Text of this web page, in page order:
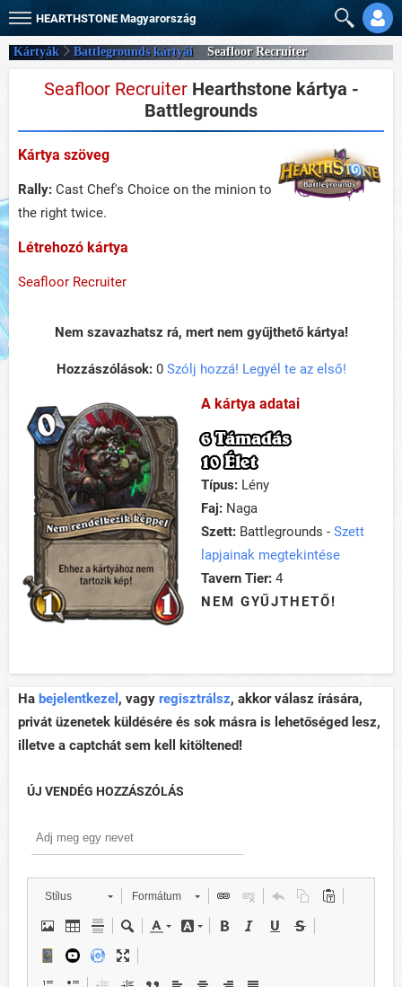
HEARTHSTONE Magyarország
Kártyák Battlegrounds kártyái Seafloor Recruiter
Seafloor RecruiterHearthstone kártya -
Battlegrounds
Kártya szöveg
Rally: Cast Chef's Choice on the minion to
the right twice.
Létrehozó kártya
Seafloor Recruiter
Nem szavazhatsz rá, mert nem gyűjthető kártya!
Hozzászólások:0 Szólj hozzá! Legyél te az első!
A kártya adatai
6 Támadás
10 Élet
Típus: Lény
Faj: Naga
Szett: Battlegrounds - Szett
lapjainak megtekintése
Tavern Tier: 4
NEM GYŰJTHETŐ!
Ha bejelentkezel , vagy regisztrálsz, akkor válasz írására,
privát üzenetek küldésére és sok másra is lehetőséged lesz,
illetve a captchát sem kell kitöltened!
ÚJ VENDÉG HOZZÁSZÓLÁS
Stílus Formátum